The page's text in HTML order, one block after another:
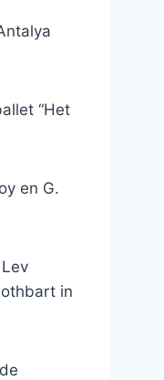
“Het
en G.
in